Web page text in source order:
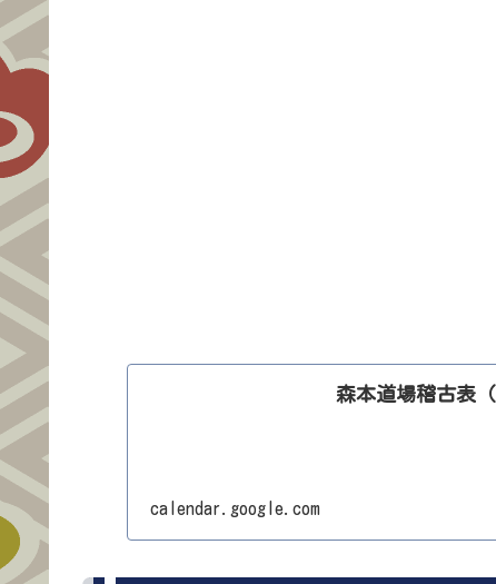
森本道場稽古表（
calendar.google.com